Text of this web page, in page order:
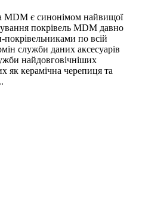
MDM є синонімом найвищої
покрівель MDM давно
покрівельниками по всій
служби даних аксесуарів
найдовговічніших
як керамічна черепиця та